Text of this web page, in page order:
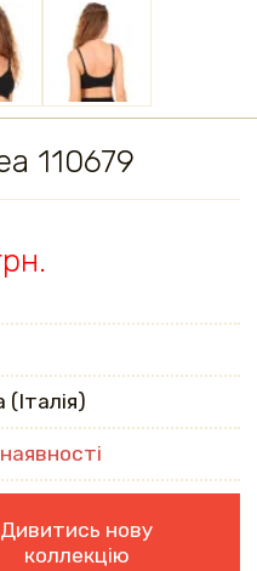
110679
Дивитись нову
коллекцію